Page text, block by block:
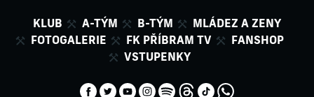
KLUB A-TÝM B-TÝM
MLÁDEZ A ZENY
FOTOGALERIE
FK PŘÍBRAM TV
FANSHOP
VSTUPENKY